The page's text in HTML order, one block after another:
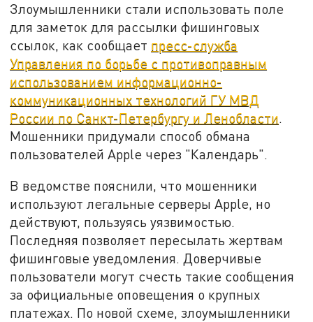
Злоумышленники стали использовать поле
для заметок для рассылки фишинговых
ссылок, как сообщает пресс-служба
Управления по борьбе с противоправным
использованием информационно-
коммуникационных технологий ГУ МВД
России по Санкт-Петербургу и Ленобласти.
Мошенники придумали способ обмана
пользователей Apple через "Календарь".
В ведомстве пояснили, что мошенники
используют легальные серверы Apple, но
действуют, пользуясь уязвимостью.
Последняя позволяет пересылать жертвам
фишинговые уведомления. Доверчивые
пользователи могут счесть такие сообщения
за официальные оповещения о крупных
платежах. По новой схеме, злоумышленники